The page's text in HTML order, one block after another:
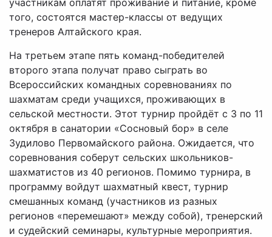
того, состоятся мастер-классы от ведущих
тренеров Алтайского края.
На третьем этапе пять команд-победителей
второго этапа получат право сыграть во
Всероссийских командных соревнованиях по
шахматам среди учащихся, проживающих в
сельской местности. Этот турнир пройдёт с 3 по 11
октября в санатории «Сосновый бор» в селе
Зудилово Первомайского района. Ожидается, что
соревнования соберут сельских школьников-
шахматистов из 40 регионов. Помимо турнира, в
программу войдут шахматный квест, турнир
смешанных команд (участников из разных
регионов «перемешают» между собой), тренерский
и судейский семинары, культурные мероприятия.